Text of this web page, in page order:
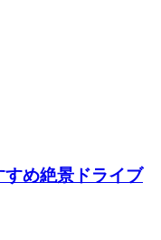
め絶景ドライブ